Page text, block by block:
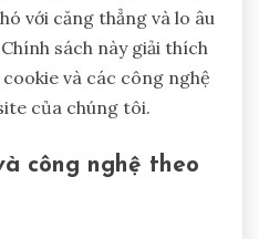
với căng thẳng và lo âu
sách này giải thích
và các công nghệ
của chúng tôi.
công nghệ theo